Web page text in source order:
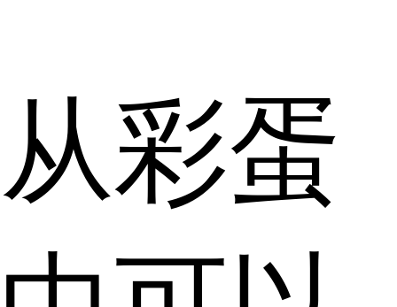
从彩蛋